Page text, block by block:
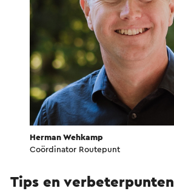
Herman Wehkamp
Coördinator Routepunt
Tips en verbeterpunten